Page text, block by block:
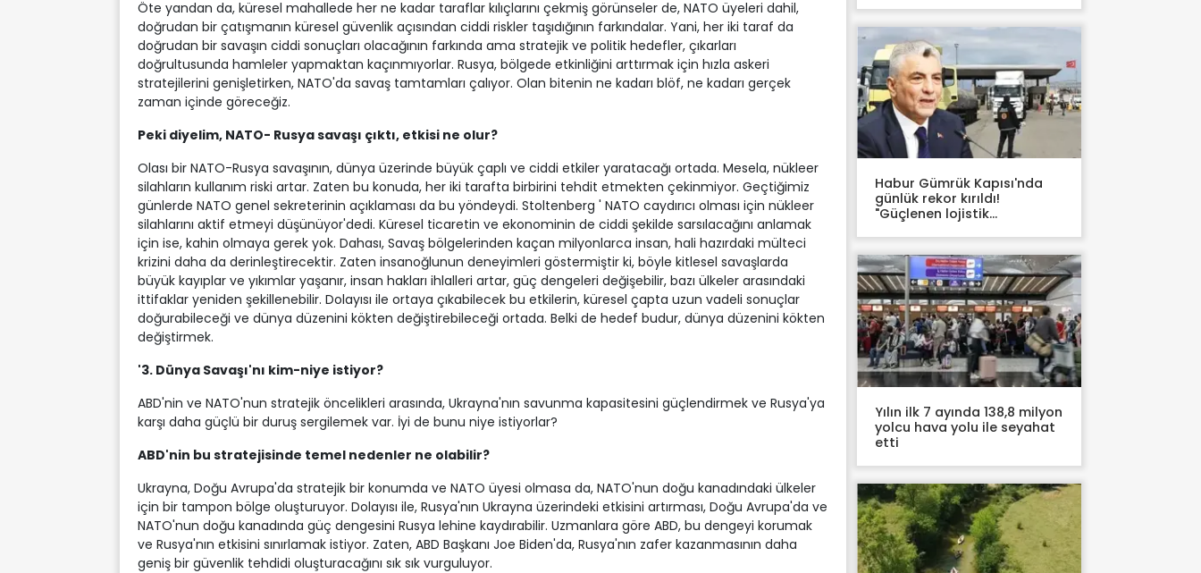
Öte yandan da, küresel mahallede her ne kadar taraflar kılıçlarını çekmiş görünseler de, NATO üyeleri dahil,
doğrudan bir çatışmanın küresel güvenlik açısından ciddi riskler taşıdığının farkındalar. Yani, her iki taraf da
doğrudan bir savaşın ciddi sonuçları olacağının farkında ama stratejik ve politik hedefler, çıkarları
doğrultusunda hamleler yapmaktan kaçınmıyorlar. Rusya, bölgede etkinliğini arttırmak için hızla askeri
stratejilerini genişletirken, NATO'da savaş tamtamları çalıyor. Olan bitenin ne kadarı blöf, ne kadarı gerçek
zaman içinde göreceğiz.
Peki diyelim, NATO- Rusya savaşı çıktı, etkisi ne olur?
Olası bir NATO-Rusya savaşının, dünya üzerinde büyük çaplı ve ciddi etkiler yaratacağı ortada. Mesela, nükleer
silahların kullanım riski artar. Zaten bu konuda, her iki tarafta birbirini tehdit etmekten çekinmiyor. Geçtiğimiz
günlerde NATO genel sekreterinin açıklaması da bu yöndeydi. Stoltenberg ' NATO caydırıcı olması için nükleer
silahlarını aktif etmeyi düşünüyor'dedi. Küresel ticaretin ve ekonominin de ciddi şekilde sarsılacağını anlamak
için ise, kahin olmaya gerek yok. Dahası, Savaş bölgelerinden kaçan milyonlarca insan, hali hazırdaki mülteci
krizini daha da derinleştirecektir. Zaten insanoğlunun deneyimleri göstermiştir ki, böyle kitlesel savaşlarda
büyük kayıplar ve yıkımlar yaşanır, insan hakları ihlalleri artar, güç dengeleri değişebilir, bazı ülkeler arasındaki
ittifaklar yeniden şekillenebilir. Dolayısı ile ortaya çıkabilecek bu etkilerin, küresel çapta uzun vadeli sonuçlar
doğurabileceği ve dünya düzenini kökten değiştirebileceği ortada. Belki de hedef budur, dünya düzenini kökten
değiştirmek.
'3. Dünya Savaşı'nı kim-niye istiyor?
ABD'nin ve NATO'nun stratejik öncelikleri arasında, Ukrayna'nın savunma kapasitesini güçlendirmek ve Rusya'ya
karşı daha güçlü bir duruş sergilemek var. İyi de bunu niye istiyorlar?
ABD'nin bu stratejisinde temel nedenler ne olabilir?
Ukrayna, Doğu Avrupa'da stratejik bir konumda ve NATO üyesi olmasa da, NATO'nun doğu kanadındaki ülkeler
için bir tampon bölge oluşturuyor. Dolayısı ile, Rusya'nın Ukrayna üzerindeki etkisini artırması, Doğu Avrupa'da ve
NATO'nun doğu kanadında güç dengesini Rusya lehine kaydırabilir. Uzmanlara göre ABD, bu dengeyi korumak
ve Rusya'nın etkisini sınırlamak istiyor. Zaten, ABD Başkanı Joe Biden'da, Rusya'nın zafer kazanmasının daha
geniş bir güvenlik tehdidi oluşturacağını sık sık vurguluyor.
Habur Gümrük Kapısı'nda
günlük rekor kırıldı!
"Güçlenen lojistik
Yılın ilk 7 ayında 138,8 milyon
yolcu hava yolu ile seyahat
etti